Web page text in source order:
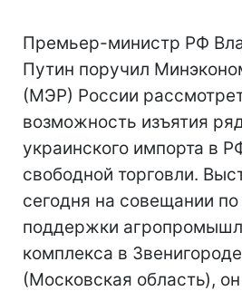
Премьер-министр РФ
Путин поручил
(МЭР) России
возможность изъятия
украинского импорта в
свободной торговли.
сегодня на совещании
поддержки
комплекса в Звенигороде
(Московская область),